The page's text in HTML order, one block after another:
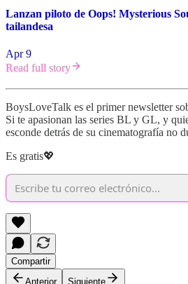
Lanzan piloto de Oops! Mysterious
tailandesa
Apr 9
Read full story
BoysLoveTalk es el primer newsletter
Si te apasionan las series BL y GL, y
esconde detrás de su cinematografía no
Es gratis💖
Compartir
Anterior
Siguiente